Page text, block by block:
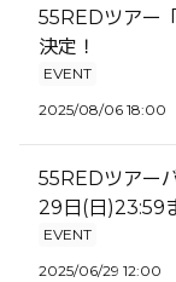
55REDツアー
決定！
EVENT
2025/08/06 18:00
55REDツアー
29日(日)23:59
EVENT
2025/06/29 12:00